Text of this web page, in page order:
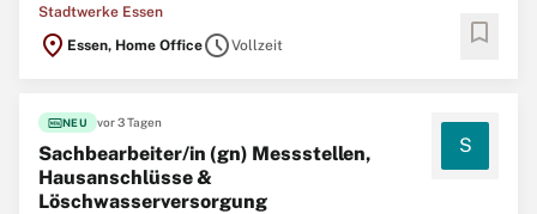
Stadtwerke Essen
location_on Essen, Home OfficescheduleVollzeit bookmark
fiber_newNEU vor 3 Tagen
Sachbearbeiter/in (gn) Messstellen,
Hausanschlüsse &
Löschwasserversorgung
S